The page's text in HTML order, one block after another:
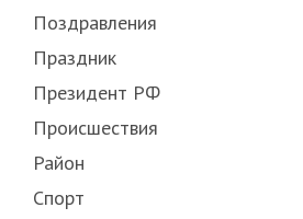
Поздравления
Праздник
Президент РФ
Происшествия
Район
Спорт